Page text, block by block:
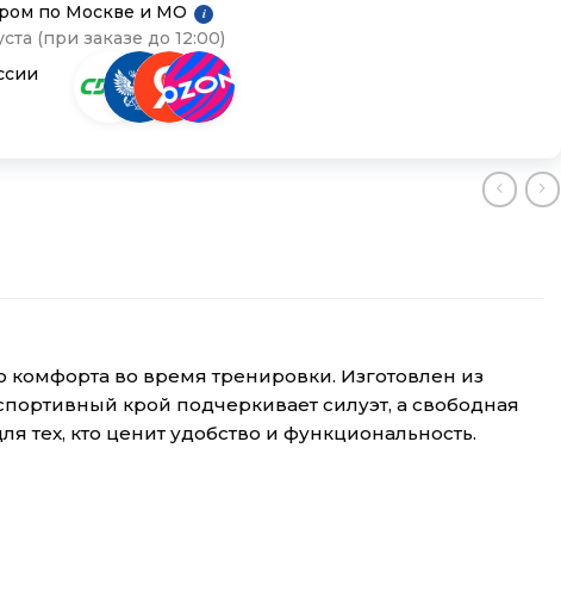
по Москве и МО
i
(при заказе до 12:00)
во время тренировки. Изготовлен из
крой подчеркивает силуэт, а свободная
тех, кто ценит удобство и функциональность.